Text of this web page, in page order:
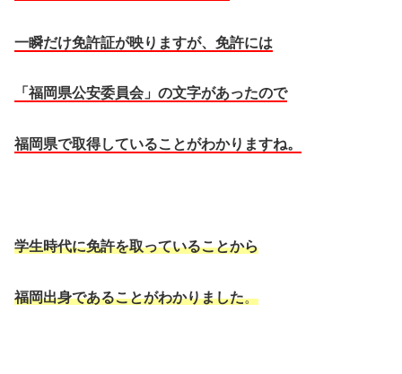
一瞬だけ免許証が映りますが、 免許には
「福岡県公安委員会」の文字があったので
福岡県で取得していることがわかりますね。
学生時代に免許を取っていることから
福岡出身であることがわかりました。